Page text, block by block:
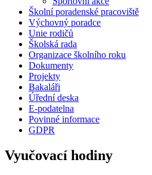
Školní poradenské pracoviště
Výchovný poradce
Unie rodičů
Školská rada
Organizace školního roku
Dokumenty
Projekty
Bakaláři
Úřední deska
E-podatelna
Povinné informace
GDPR
Vyučovací hodiny